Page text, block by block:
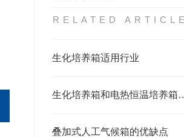
RELATED
生化培养箱适用行业
生化培养箱和
叠加式人工气候箱的优缺点